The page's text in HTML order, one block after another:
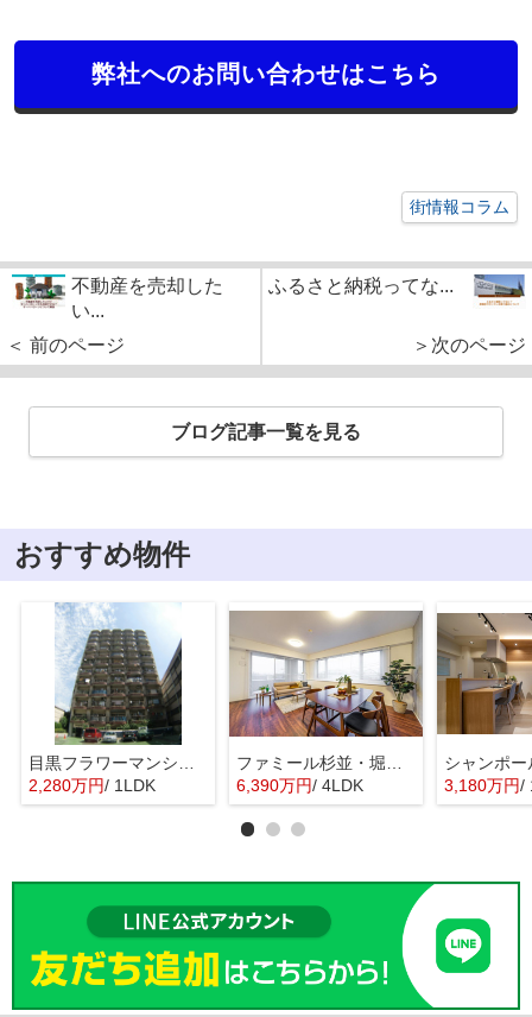
弊社へのお問い合わせはこちら
街情報コラム
不動産を売却した
い...
＜ 前のページ
ふるさと納税ってな...
＞次のページ
ブログ記事一覧を見る
おすすめ物件
目黒フラワーマンション 11階部分
2,280万円/ 1LDK
ファミール杉並・堀ノ内ガーデンテラス
6,390万円/ 4LDK 3,180万円/